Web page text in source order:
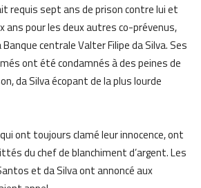
requis sept ans de prison contre lui et
ans pour les deux autres co-prévenus,
centrale Valter Filipe da Silva. Ses
ont été condamnés à des peines de
da Silva écopant de la plus lourde
ont toujours clamé leur innocence, ont
du chef de blanchiment d’argent. Les
et da Silva ont annoncé aux